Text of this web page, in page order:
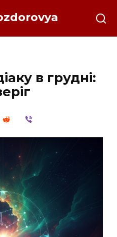
в грудні: